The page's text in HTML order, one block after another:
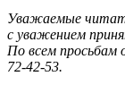
Уважаемые
с уважением
По всем просьбам
72-42-53.